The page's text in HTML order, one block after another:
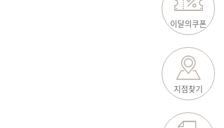
이달의쿠폰
지점찾기